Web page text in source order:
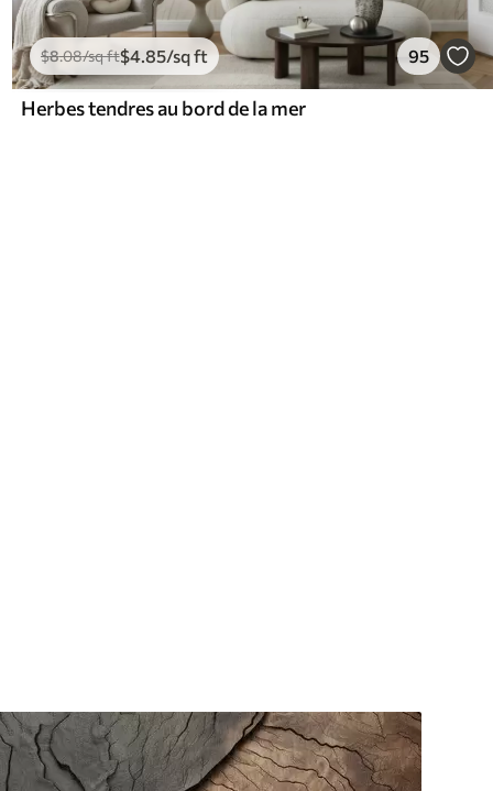
$8.08/sq ft$4.85/sq ft 95
Herbes tendres au bord de la mer